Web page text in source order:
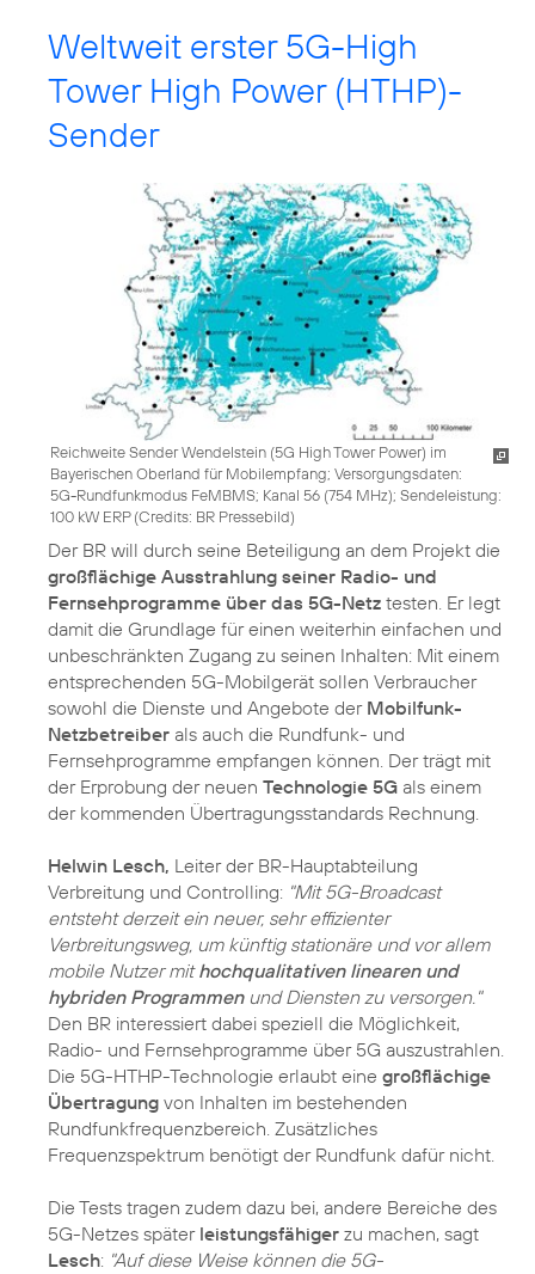
Weltweit erster 5G-High
Tower High Power (HTHP)-
Sender
Reichweite Sender Wendelstein (5G High Tower Power) im
Bayerischen Oberland für Mobilempfang; Versorgungsdaten:
5G-Rundfunkmodus FeMBMS; Kanal 56 (754 MHz); Sendeleistung:
100 kW ERP (Credits: BR Pressebild)
Der BR will durch seine Beteiligung an dem Projekt die
großflächige Ausstrahlung seiner Radio- und
Fernsehprogramme über das 5G-Netz testen. Er legt
damit die Grundlage für einen weiterhin einfachen und
unbeschränkten Zugang zu seinen Inhalten: Mit einem
entsprechenden 5G-Mobilgerät sollen Verbraucher
sowohl die Dienste und Angebote der Mobilfunk-
Netzbetreiber als auch die Rundfunk- und
Fernsehprogramme empfangen können. Der trägt mit
der Erprobung der neuen Technologie 5G als einem
der kommenden Übertragungsstandards Rechnung.
Helwin Lesch, Leiter der BR-Hauptabteilung
Verbreitung und Controlling: "Mit 5G-Broadcast
entsteht derzeit ein neuer, sehr effizienter
Verbreitungsweg, um künftig stationäre und vor allem
mobile Nutzer mithochqualitativen linearen und
hybriden Programmenund Diensten zu versorgen."
Den BR interessiert dabei speziell die Möglichkeit,
Radio- und Fernsehprogramme über 5G auszustrahlen.
Die 5G-HTHP-Technologie erlaubt eine großflächige
Übertragung von Inhalten im bestehenden
Rundfunkfrequenzbereich. Zusätzliches
Frequenzspektrum benötigt der Rundfunk dafür nicht.
Die Tests tragen zudem dazu bei, andere Bereiche des
5G-Netzes später leistungsfähiger zu machen, sagt
Lesch: "Auf diese Weise können die 5G-